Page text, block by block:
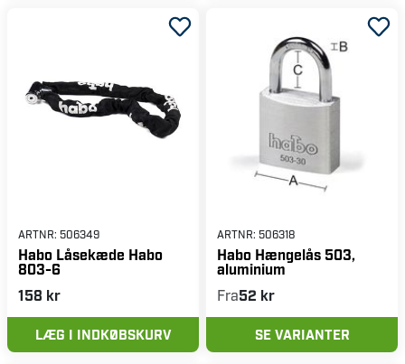
ARTNR: 506349
Habo Låsekæde Habo
803-6
158 kr
LÆG I INDKØBSKURV
ARTNR: 506318
Habo Hængelås 503,
aluminium
Fra52 kr
SE VARIANTER